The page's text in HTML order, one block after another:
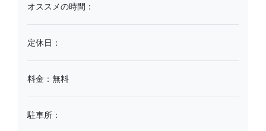
オススメの時間：
定休日：
料金：無料
駐車所：